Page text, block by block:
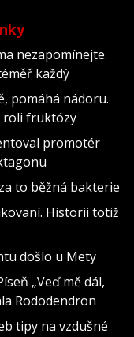
nezapomínejte.
každý
pomáhá nádoru.
roli fruktózy
promotér
to běžná bakterie
Historii totiž
došlo u Mety
„Veď mě dál,
Rododendron
tipy na vzdušné